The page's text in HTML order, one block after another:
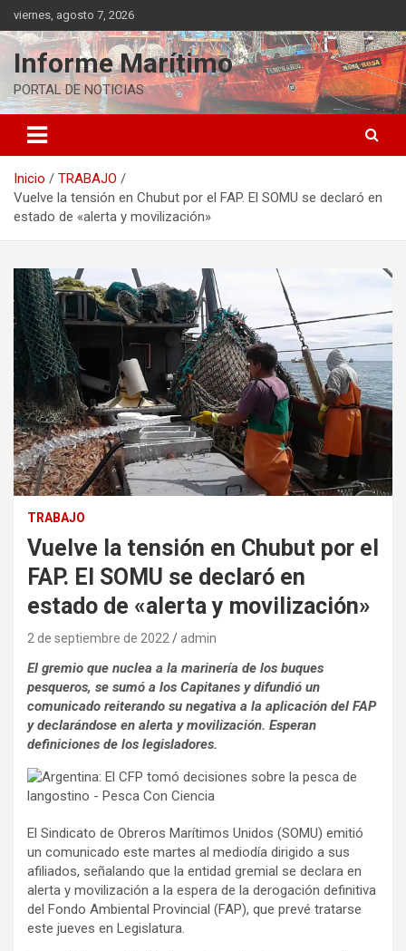
Saltar
al
contenido
viernes, agosto 7, 2026
Informe Marítimo
PORTAL DE NOTICIAS
Inicio
TRABAJO
Vuelve la tensión en Chubut por el FAP. El SOMU se declaró en
estado de «alerta y movilización»
TRABAJO
Vuelve la tensión en Chubut por el
FAP. El SOMU se declaró en
estado de «alerta y movilización»
2 de septiembre de 2022 admin
El gremio que nuclea a la marinería de los buques
pesqueros, se sumó a los Capitanes y difundió un
comunicado reiterando su negativa a la aplicación del FAP
y declarándose en alerta y movilización. Esperan
definiciones de los legisladores.
El Sindicato de Obreros Marítimos Unidos (SOMU) emitió
un comunicado este martes al mediodía dirigido a sus
afiliados, señalando que la entidad gremial se declara en
alerta y movilización a la espera de la derogación definitiva
del Fondo Ambiental Provincial (FAP), que prevé tratarse
este jueves en Legislatura.